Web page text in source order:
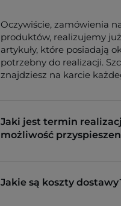
Oczywiście, zamówienia
produktów, realizujemy
artykuły, które posiadają
potrzebny do realizacji.
znajdziesz na karcie
Jaki jest termin
możliwość
Jakie są koszty